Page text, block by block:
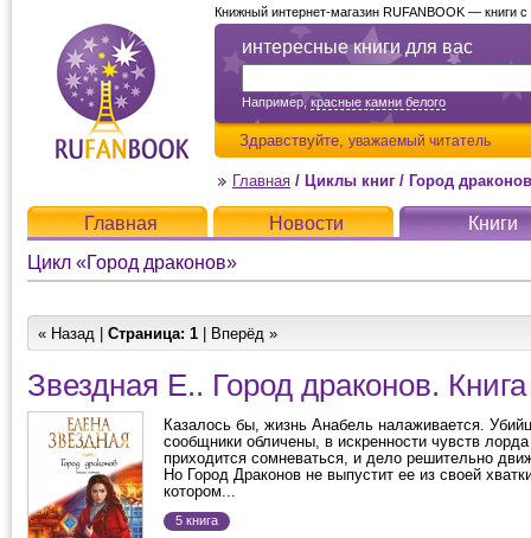
интересные книги для вас
Например,красные камни белого
Здравствуйте, уважаемый читатель
Книжный интернет-магазин RUFANBOOK — книги
Главная / Циклы книг / Город драконов
Главная Новости
Книги
Цикл «Город драконов»
« Назад | Страница: 1 | Вперёд »
Звездная Е.. Город драконов.
Казалось бы, жизнь Анабель налаживается.
сообщники обличены, в искренности чувств
приходится сомневаться, и дело решительно
Но Город Драконов не выпустит ее из своей
котором...
5 книга